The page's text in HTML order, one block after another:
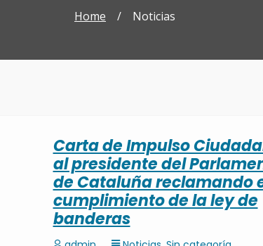
Home / Noticias
Carta de Impulso
al presidente del
de Cataluña reclamando
cumplimiento de la ley de
banderas